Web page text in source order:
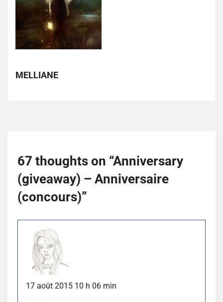
MELLIANE
67 thoughts on “Anniversary
(giveaway) – Anniversaire
(concours)”
17 août 2015 10 h 06 min